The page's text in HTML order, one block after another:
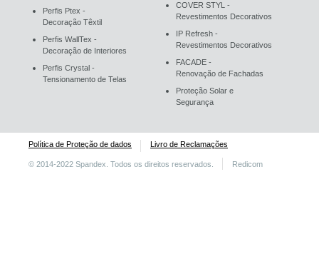
Perfis Ptex -
Decoração Têxtil
Perfis WallTex -
Decoração de Interiores
Perfis Crystal -
Tensionamento de Telas
COVER STYL -
Revestimentos Decorativos
IP Refresh -
Revestimentos Decorativos
FACADE -
Renovação de Fachadas
Proteção Solar e
Segurança
Política de Proteção de dados Livro de Reclamações
© 2014-2022 Spandex. Todos os direitos reservados. Redicom